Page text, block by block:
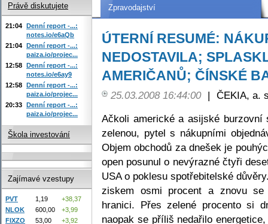
Zpravodajství
ÚTERNÍ RESUMÉ:
NEDOSTAVILA;
AMERIČANŮ; ČÍNSKÉ
25.03.2008 16:44:00 | ČEKIA, a.
Ačkoli americké a asijské burzovní
zelenou, pytel s nákupními
Objem obchodů za dnešek je
open posunul o nevýrazné čtyři
USA o poklesu spotřebitelské
ziskem osmi procent a znovu se
hranici. Přes zelené procento si
naopak se příliš nedařilo
Právě diskutujete
21:04 Denní report -...:
notes.io/e6aQb
21:04 Denní report -...:
paiza.io/projec...
12:58 Denní report -...:
notes.io/e6ay9
12:58 Denní report -...:
paiza.io/projec...
20:33 Denní report -...:
paiza.io/projec...
Škola investování
Zajímavé vzestupy
PVT 1,19
+38,37
NLOK
600,00
+3,99
FIXZO
53,00
+3,92